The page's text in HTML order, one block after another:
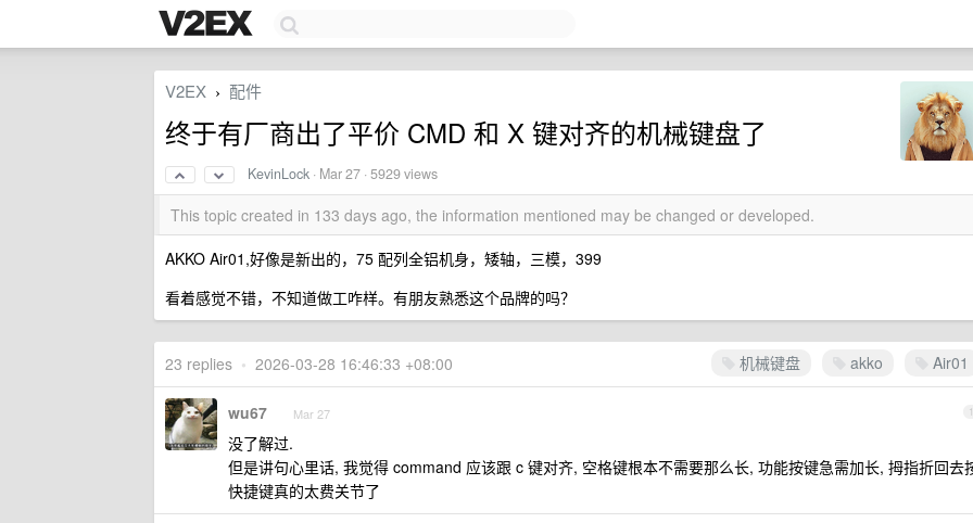
V2EX › 配件
终于有厂商出了平价 CMD 和 X 键对齐的机械键盘了
KevinLock · Mar 27 · 5929 views
This topic created in 133 days ago, the information mentioned may be changed or developed.
AKKO Air01,好像是新出的，75 配列全铝机身，矮轴，三模，399
看着感觉不错，不知道做工咋样。有朋友熟悉这个品牌的吗？
机械键盘 akko Air01
23 replies • 2026-03-28 16:46:33 +08:00
1
wu67 Mar 27
没了解过.
但是讲句心里话, 我觉得 command 应该跟 c 键对齐, 空格键根本不需要那么长, 功能按键急需加长, 拇指折回去
快捷键真的太费关节了